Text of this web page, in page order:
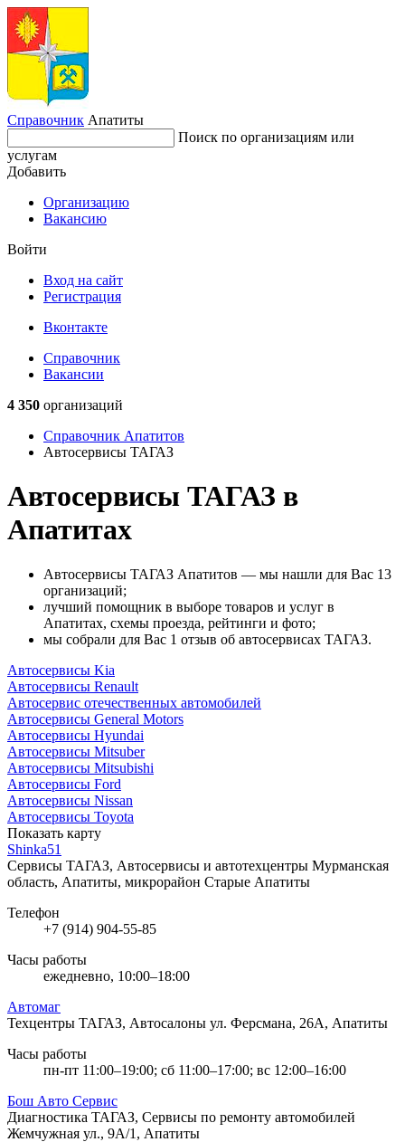
Справочник Апатиты
Поиск по организациям или
услугам
Добавить
Организацию
Вакансию
Войти
Вход на сайт
Регистрация
Вконтакте
Справочник
Вакансии
4 350 организаций
Справочник Апатитов
Автосервисы ТАГАЗ
Автосервисы ТАГАЗ в
Апатитах
Автосервисы ТАГАЗ Апатитов — мы нашли для Вас 13
организаций;
лучший помощник в выборе товаров и услуг в
Апатитах, схемы проезда, рейтинги и фото;
мы собрали для Вас 1 отзыв об автосервисах ТАГАЗ.
Автосервисы Kia
Автосервисы Renault
Автосервис отечественных автомобилей
Автосервисы General Motors
Автосервисы Hyundai
Автосервисы Mitsuber
Автосервисы Mitsubishi
Автосервисы Ford
Автосервисы Nissan
Автосервисы Toyota
Показать карту
Shinka51
Сервисы ТАГАЗ, Автосервисы и автотехцентры Мурманская
область, Апатиты, микрорайон Старые Апатиты
Телефон
+7 (914) 904-55-85
Часы работы
ежедневно, 10:00–18:00
Автомаг
Техцентры ТАГАЗ, Автосалоны ул. Ферсмана, 26А, Апатиты
Часы работы
пн-пт 11:00–19:00; сб 11:00–17:00; вс 12:00–16:00
Бош Авто Сервис
Диагностика ТАГАЗ, Сервисы по ремонту автомобилей
Жемчужная ул., 9А/1, Апатиты